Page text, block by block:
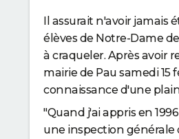
Il assurait n'avoir jamais
élèves de Notre-Dame
à craqueler. Après avoir
mairie de Pau samedi 15
connaissance d'une
"Quand j'ai appris en
une inspection générale